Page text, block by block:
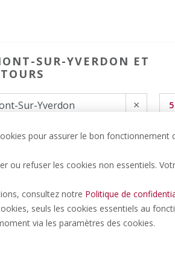
pour assurer le bon
ou refuser les cookies non essentiels.
consultez notre Politique de
seuls les cookies essentiels au
via les paramètres des cookies.
SUR-YVERDON ET
×